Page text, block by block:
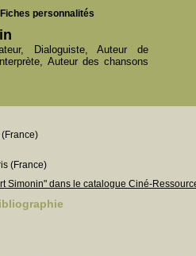
personnalités
Dialoguiste, Auteur de
Auteur des chansons
(France)
Simonin" dans le catalogue Ciné-